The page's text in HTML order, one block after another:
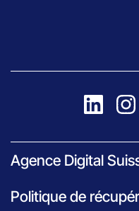
Agence Digital
Politique de